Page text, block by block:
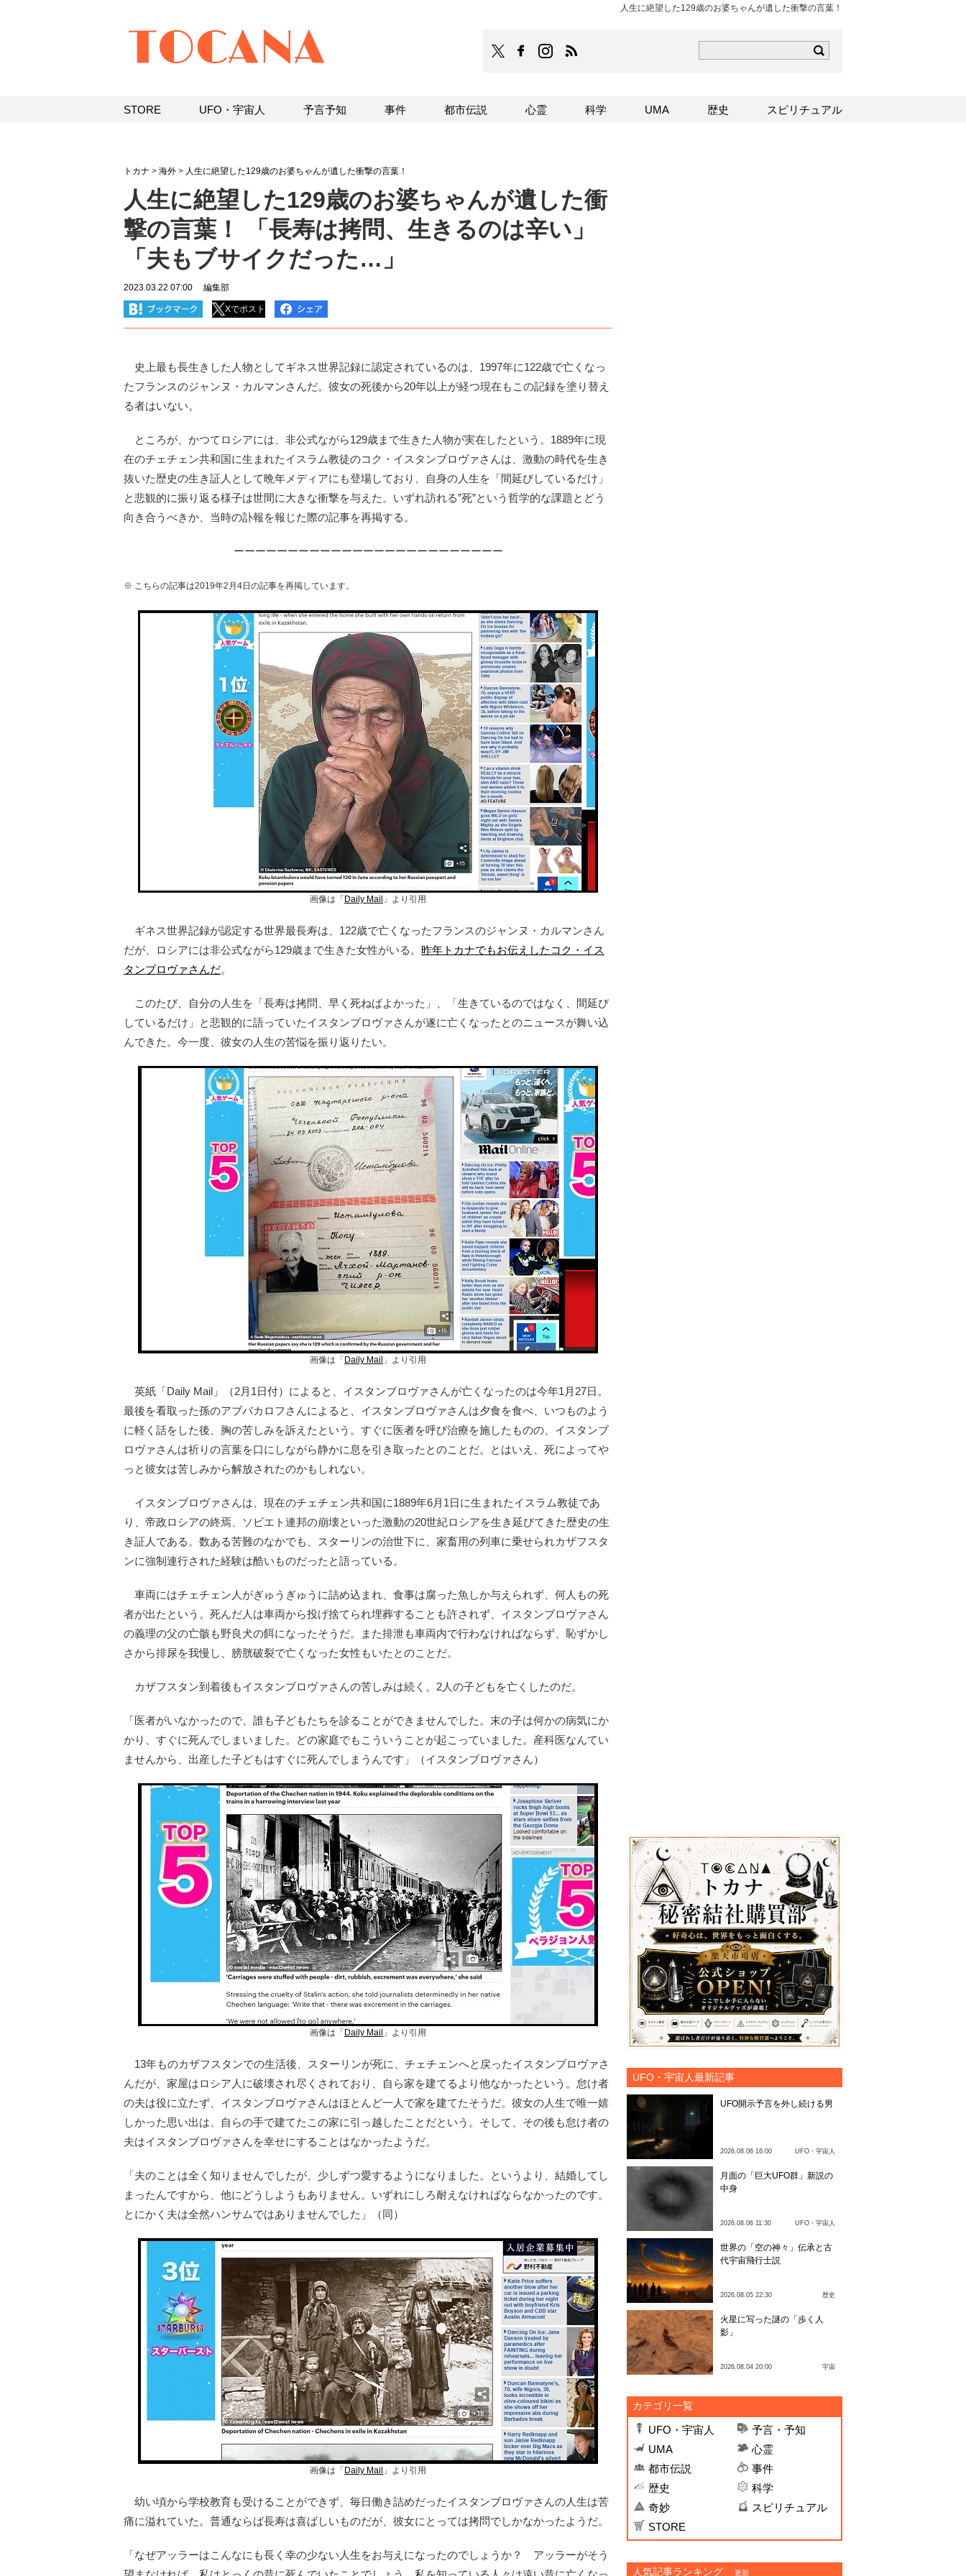
人生に絶望した129歳のお婆ちゃんが遺した衝撃の言葉！
TOCANAのFacebookはこちら
TOCANAのinstagramはこちら
トカナ > 海外 > 人生に絶望した129歳のお婆ちゃんが遺した衝撃の言葉！
人生に絶望した129歳のお婆ちゃんが遺した衝
撃の言葉！ 「長寿は拷問、生きるのは辛い」
「夫もブサイクだった…」
2023.03.22 07:00 編集部
Xでポスト
史上最も長生きした人物としてギネス世界記録に認定されているのは、1997年に122歳で亡くなっ
たフランスのジャンヌ・カルマンさんだ。彼女の死後から20年以上が経つ現在もこの記録を塗り替え
る者はいない。
ところが、かつてロシアには、非公式ながら129歳まで生きた人物が実在したという。1889年に現
在のチェチェン共和国に生まれたイスラム教徒のコク・イスタンブロヴァさんは、激動の時代を生き
抜いた歴史の生き証人として晩年メディアにも登場しており、自身の人生を「間延びしているだけ」
と悲観的に振り返る様子は世間に大きな衝撃を与えた。いずれ訪れる”死”という哲学的な課題とどう
向き合うべきか、当時の訃報を報じた際の記事を再掲する。
ーーーーーーーーーーーーーーーーーーーーーーーーー
※ こちらの記事は2019年2月4日の記事を再掲しています。
画像は「 Daily Mail 」より引用
ギネス世界記録が認定する世界最長寿は、122歳で亡くなったフランスのジャンヌ・カルマンさん
だが、ロシアには非公式ながら129歳まで生きた女性がいる。 昨年トカナでもお伝えしたコク・イス
タンブロヴァさんだ。
このたび、自分の人生を「長寿は拷問、早く死ねばよかった」、「生きているのではなく、間延び
しているだけ」と悲観的に語っていたイスタンブロヴァさんが遂に亡くなったとのニュースが舞い込
んできた。今一度、彼女の人生の苦悩を振り返りたい。
画像は「 Daily Mail 」より引用
英紙「Daily Mail」（2月1日付）によると、イスタンブロヴァさんが亡くなったのは今年1月27日。
最後を看取った孫のアブバカロフさんによると、イスタンブロヴァさんは夕食を食べ、いつものよう
に軽く話をした後、胸の苦しみを訴えたという。すぐに医者を呼び治療を施したものの、イスタンブ
ロヴァさんは祈りの言葉を口にしながら静かに息を引き取ったとのことだ。とはいえ、死によってや
っと彼女は苦しみから解放されたのかもしれない。
イスタンブロヴァさんは、現在のチェチェン共和国に1889年6月1日に生まれたイスラム教徒であ
り、帝政ロシアの終焉、ソビエト連邦の崩壊といった激動の20世紀ロシアを生き延びてきた歴史の生
き証人である。数ある苦難のなかでも、スターリンの治世下に、家畜用の列車に乗せられカザフスタ
ンに強制連行された経験は酷いものだったと語っている。
車両にはチェチェン人がぎゅうぎゅうに詰め込まれ、食事は腐った魚しか与えられず、何人もの死
者が出たという。死んだ人は車両から投げ捨てられ埋葬することも許されず、イスタンブロヴァさん
の義理の父の亡骸も野良犬の餌になったそうだ。また排泄も車両内で行わなければならず、恥ずかし
さから排尿を我慢し、膀胱破裂で亡くなった女性もいたとのことだ。
カザフスタン到着後もイスタンブロヴァさんの苦しみは続く。2人の子どもを亡くしたのだ。
「医者がいなかったので、誰も子どもたちを診ることができませんでした。末の子は何かの病気にか
かり、すぐに死んでしまいました。どの家庭でもこういうことが起こっていました。産科医なんてい
ませんから、出産した子どもはすぐに死んでしまうんです」（イスタンブロヴァさん）
画像は「 Daily Mail 」より引用
13年ものカザフスタンでの生活後、スターリンが死に、チェチェンへと戻ったイスタンブロヴァさ
んだが、家屋はロシア人に破壊され尽くされており、自ら家を建てるより他なかったという。怠け者
の夫は役に立たず、イスタンブロヴァさんはほとんど一人で家を建てたそうだ。彼女の人生で唯一嬉
しかった思い出は、自らの手で建てたこの家に引っ越したことだという。そして、その後も怠け者の
夫はイスタンブロヴァさんを幸せにすることはなかったようだ。
「夫のことは全く知りませんでしたが、少しずつ愛するようになりました。というより、結婚してし
まったんですから、他にどうしようもありません。いずれにしろ耐えなければならなかったのです。
とにかく夫は全然ハンサムではありませんでした」（同）
画像は「 Daily Mail 」より引用
幼い頃から学校教育も受けることができず、毎日働き詰めだったイスタンブロヴァさんの人生は苦
痛に溢れていた。普通ならば長寿は喜ばしいものだが、彼女にとっては拷問でしかなかったようだ。
「なぜアッラーはこんなにも長く幸の少ない人生をお与えになったのでしょうか？ アッラーがそう
UFO・宇宙人最新記事
UFO開示予言を外し続ける男
2026.08.06 16:00 UFO・宇宙人
月面の「巨大UFO群」新説の
中身
2026.08.06 11:30 UFO・宇宙人
世界の「空の神々」伝承と古
代宇宙飛行士説
2026.08.05 22:30 歴史
火星に写った謎の「歩く人
影」
2026.08.04 20:00 宇宙
カテゴリ一覧
UFO・宇宙人
予言・予知
UMA
心霊
都市伝説
事件
歴史
科学
奇妙
スピリチュアル
STORE
人気記事ランキング 更新
STORE UFO・宇宙人 予言予知 事件 都市伝説 心霊 科学 UMA 歴史 スピリチュアル